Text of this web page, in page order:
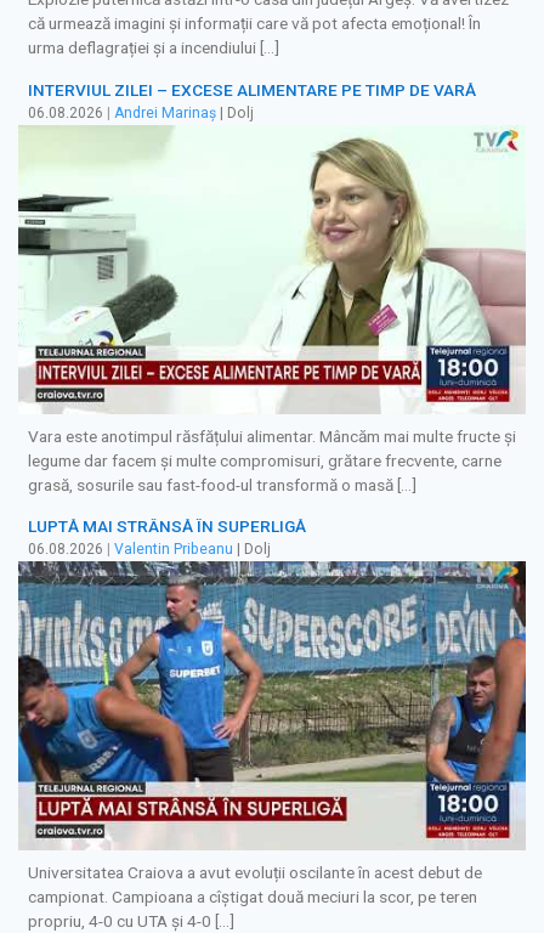
că urmează imagini și informații care vă pot afecta emoțional! În
urma deflagrației și a incendiului […]
INTERVIUL ZILEI – EXCESE ALIMENTARE PE TIMP DE VARĂ
06.08.2026 | Andrei Marinaș | Dolj
Vara este anotimpul răsfățului alimentar. Mâncăm mai multe fructe și
legume dar facem și multe compromisuri, grătare frecvente, carne
grasă, sosurile sau fast-food-ul transformă o masă […]
LUPTĂ MAI STRÂNSĂ ÎN SUPERLIGĂ
06.08.2026 Valentin Pribeanu | Dolj
Universitatea Craiova a avut evoluții oscilante în acest debut de
campionat. Campioana a cîștigat două meciuri la scor, pe teren
propriu, 4-0 cu UTA și 4-0 […]